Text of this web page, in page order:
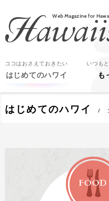
ココはおさえておきたい
はじめてのハワイ
いつも
も
はじめてのハワイ
FOOD